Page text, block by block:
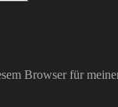
Browser für